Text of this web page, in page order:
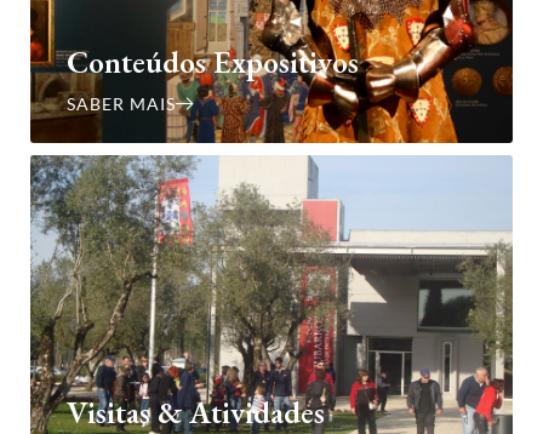
Conteúdos Expositivos
SABER MAIS
Visitas & Atividades